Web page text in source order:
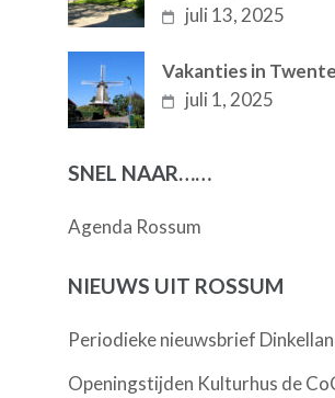
juli 13, 2025
Vakanties in Twente
juli 1, 2025
SNEL NAAR……
Agenda Rossum
NIEUWS UIT ROSSUM
Periodieke nieuwsbrief
Openingstijden Kulturhus de